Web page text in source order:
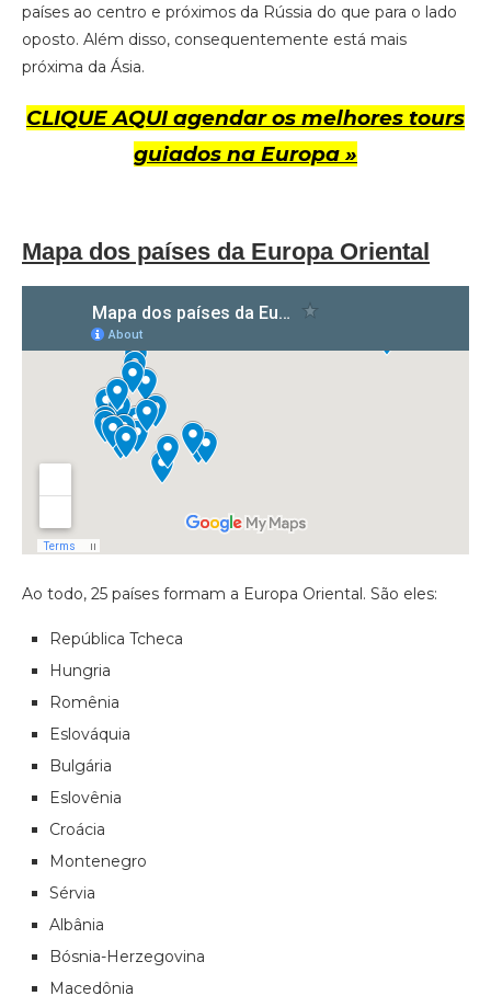
países ao centro e próximos da Rússia do que para o lado
oposto. Além disso, consequentemente está mais
próxima da Ásia.
CLIQUE AQUI agendar os melhores tours
guiados na Europa »
Mapa dos países da Europa Oriental
Ao todo, 25 países formam a Europa Oriental. São eles:
República Tcheca
Hungria
Romênia
Eslováquia
Bulgária
Eslovênia
Croácia
Montenegro
Sérvia
Albânia
Bósnia-Herzegovina
Macedônia